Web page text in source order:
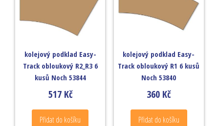
kolejový podklad Easy-
Track obloukový R2_R3 6
kusů Noch 53844
517 Kč
Přidat do košíku
kolejový podklad Easy-
Track obloukový R1 6 kusů
Noch 53840
360 Kč
Přidat do košíku